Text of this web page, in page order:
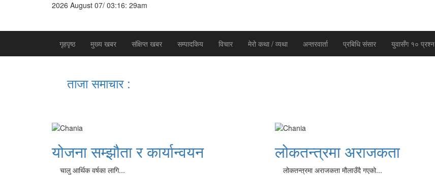
2026 August 07/ 03:16: 29am
गृहपृष्ठ मुख्य खबर संक्षिप्त खबर सम्पादकिय विचार मेरो कथा / व्यथा अन्तरवार्ता प्रबिधि संसार युवासँग १० प्रश्न
ताजा समाचार :
योजना सम्झौता र कार्यान्वयन
चालु आर्थिक वर्षका लागि...
लोकतन्त्रमा अराजकता
लोकतन्त्रमा अराजकता मौलाउँदै गएको...